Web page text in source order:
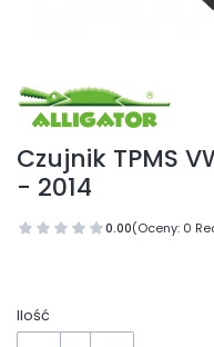
Czujnik TPMS
- 2014
0.00(Oceny: 0
Ilość